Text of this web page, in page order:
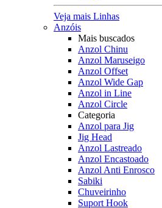
Veja mais Linhas
Anzóis
Mais buscados
Anzol Chinu
Anzol Maruseigo
Anzol Offset
Anzol Wide Gap
Anzol in Line
Anzol Circle
Categoria
Anzol para Jig
Jig Head
Anzol Lastreado
Anzol Encastoado
Anzol Anti Enrosco
Sabiki
Chuveirinho
Suport Hook